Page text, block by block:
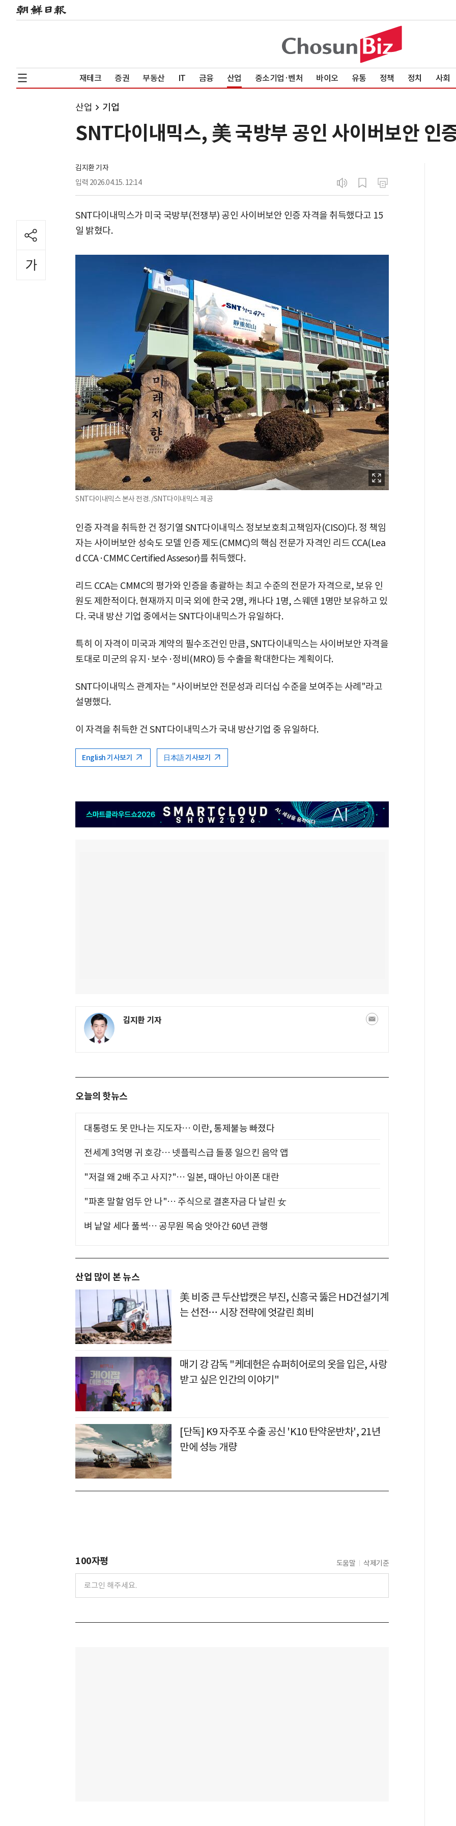
재테크 증권 부동산 IT 금융 산업 중소기업·벤처 바이오 유통 정책 정치 사회
산업 기업
SNT다이내믹스, 美 국방부 공인 사이버보안 인
김지환 기자
입력 2026.04.15. 12:14
SNT다이내믹스가 미국 국방부(전쟁부) 공인 사이버보안 인증 자격을 취득했다고 15
일 밝혔다.
SNT다이내믹스 본사 전경. /SNT다이내믹스 제공
인증 자격을 취득한 건 정기열 SNT다이내믹스 정보보호최고책임자(CISO)다. 정 책임
자는 사이버보안 성숙도 모델 인증 제도(CMMC)의 핵심 전문가 자격인 리드 CCA(Lea
d CCA·CMMC Certified Assesor)를 취득했다.
리드 CCA는 CMMC의 평가와 인증을 총괄하는 최고 수준의 전문가 자격으로, 보유 인
원도 제한적이다. 현재까지 미국 외에 한국 2명, 캐나다 1명, 스웨덴 1명만 보유하고 있
다. 국내 방산 기업 중에서는 SNT다이내믹스가 유일하다.
특히 이 자격이 미국과 계약의 필수조건인 만큼, SNT다이내믹스는 사이버보안 자격을
토대로 미군의 유지·보수·정비(MRO) 등 수출을 확대한다는 계획이다.
SNT다이내믹스 관계자는 "사이버보안 전문성과 리더십 수준을 보여주는 사례"라고
설명했다.
이 자격을 취득한 건 SNT다이내믹스가 국내 방산기업 중 유일하다.
English 기사보기 日本語 기사보기
김지환 기자
오늘의 핫뉴스
대통령도 못 만나는 지도자… 이란, 통제불능 빠졌다
전세계 3억명 귀 호강… 넷플릭스급 돌풍 일으킨 음악 앱
"저걸 왜 2배 주고 사지?"… 일본, 때아닌 아이폰 대란
"파혼 말할 엄두 안 나"… 주식으로 결혼자금 다 날린 女
벼 낱알 세다 풀썩… 공무원 목숨 앗아간 60년 관행
산업 많이 본 뉴스
美 비중 큰 두산밥캣은 부진, 신흥국 뚫은 HD건설기계
는 선전… 시장 전략에 엇갈린 희비
매기 강 감독 "케데헌은 슈퍼히어로의 옷을 입은, 사랑
받고 싶은 인간의 이야기"
[단독] K9 자주포 수출 공신 'K10 탄약운반차', 21년
만에 성능 개량
100자평 도움말 삭제기준